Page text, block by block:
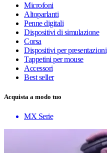
Microfoni
Altoparlanti
Penne digitali
Dispositivi di simulazione
Corsa
Dispositivi per presentazioni
Tappetini per mouse
Accessori
Best seller
Acquista a modo tuo
MX Serie